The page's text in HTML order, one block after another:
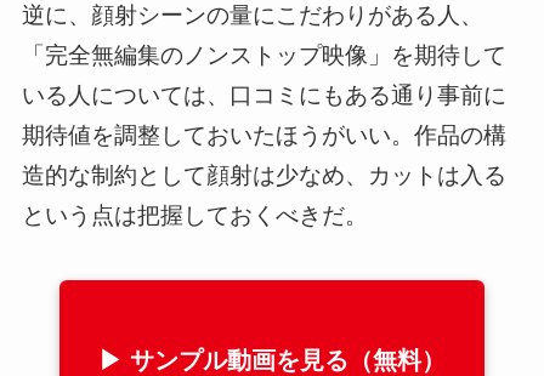
逆に、顔射シーンの量にこだわりがある人、
「完全無編集のノンストップ映像」を期待して
いる人については、口コミにもある通り事前に
期待値を調整しておいたほうがいい。作品の構
造的な制約として顔射は少なめ、カットは入る
という点は把握しておくべきだ。
▶ サンプル動画を見る（無料）